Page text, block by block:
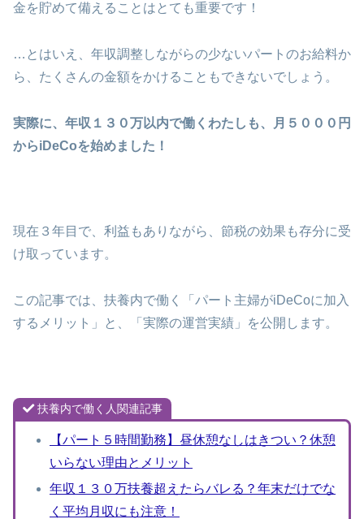
金を貯めて備えることはとても重要です！
…とはいえ、年収調整しながらの少ないパートのお給料か
ら、たくさんの金額をかけることもできないでしょう。
実際に、年収１３０万以内で働くわたしも、月５０００円
からiDeCoを始めました！
現在３年目で、利益もありながら、節税の効果も存分に受
け取っています。
この記事では、扶養内で働く「パート主婦がiDeCoに加入
するメリット」と、「実際の運営実績」を公開します。
扶養内で働く人関連記事
【パート５時間勤務】昼休憩なしはきつい？休憩
いらない理由とメリット
年収１３０万扶養超えたらバレる？年末だけでな
く平均月収にも注意！